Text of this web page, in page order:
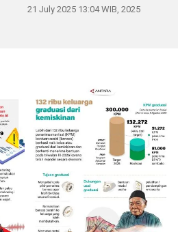
21 July 2025 13:04 WIB, 2025